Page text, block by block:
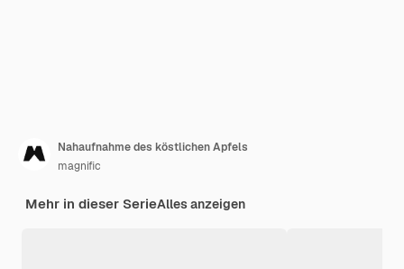
Nahaufnahme des köstlichen Apfels
magnific
Mehr in dieser SerieAlles anzeigen